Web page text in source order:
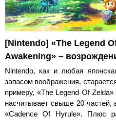
[Nintendo] «The Legend
Awakening» –
Nintendo, как и любая
запасом воображения,
примеру, «The Legend Of
насчитывает свыше 20
«Cadence Of Hyrule». Плюс